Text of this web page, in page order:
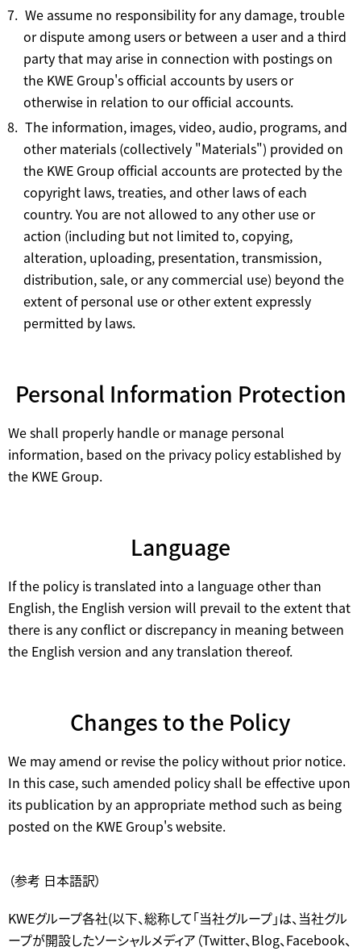
We assume no responsibility for any damage, trouble
or dispute among users or between a user and a third
party that may arise in connection with postings on
the KWE Group's official accounts by users or
otherwise in relation to our official accounts.
The information, images, video, audio, programs, and
other materials (collectively "Materials") provided on
the KWE Group official accounts are protected by the
copyright laws, treaties, and other laws of each
country. You are not allowed to any other use or
action (including but not limited to, copying,
alteration, uploading, presentation, transmission,
distribution, sale, or any commercial use) beyond the
extent of personal use or other extent expressly
permitted by laws.
Personal Information Protection
We shall properly handle or manage personal
information, based on the privacy policy established by
the KWE Group.
Language
If the policy is translated into a language other than
English, the English version will prevail to the extent that
there is any conflict or discrepancy in meaning between
the English version and any translation thereof.
Changes to the Policy
We may amend or revise the policy without prior notice.
In this case, such amended policy shall be effective upon
its publication by an appropriate method such as being
posted on the KWE Group's website.
（参考 日本語訳）
KWEグループ各社(以下、総称して「当社グループ」は、当社グル
ープが開設したソーシャルメディア（Twitter、Blog、Facebook、